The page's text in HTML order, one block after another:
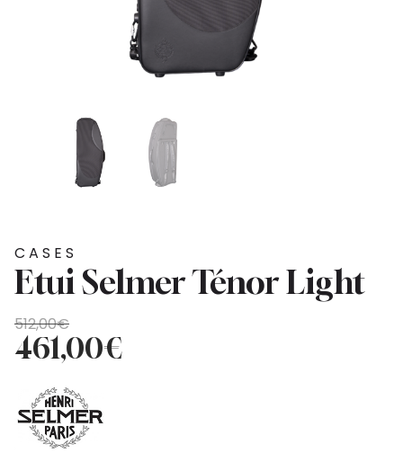
CASES
Etui Selmer Ténor Light
512,00€
Original
price
was:
512,00€.
461,00€
Current
price
is:
461,00€.